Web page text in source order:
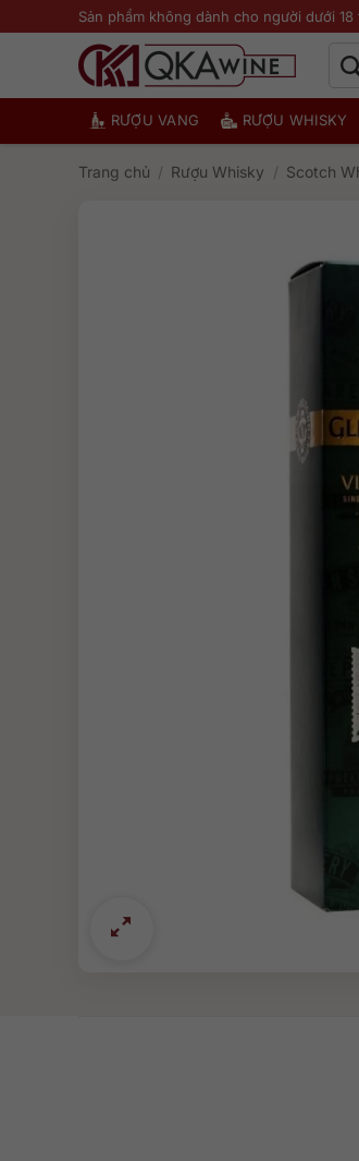
qua
Sản phẩm không dành cho người dưới
RƯỢU VANG RƯỢU WHISKY
Trang chủ / Rượu Whisky / Scotch